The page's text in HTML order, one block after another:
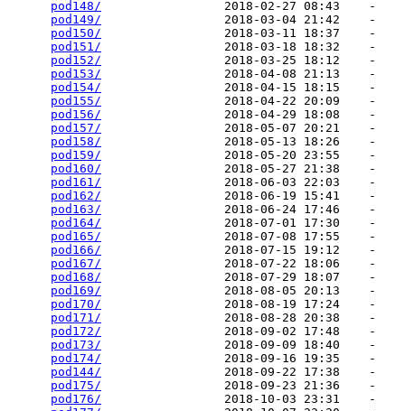
pod148/
                 2018-02-27 08:43    -
pod149/
                 2018-03-04 21:42    -
pod150/
                 2018-03-11 18:37    -
pod151/
                 2018-03-18 18:32    -
pod152/
                 2018-03-25 18:12    -
pod153/
                 2018-04-08 21:13    -
pod154/
                 2018-04-15 18:15    -
pod155/
                 2018-04-22 20:09    -
pod156/
                 2018-04-29 18:08    -
pod157/
                 2018-05-07 20:21    -
pod158/
                 2018-05-13 18:26    -
pod159/
                 2018-05-20 23:55    -
pod160/
                 2018-05-27 21:38    -
pod161/
                 2018-06-03 22:03    -
pod162/
                 2018-06-19 15:41    -
pod163/
                 2018-06-24 17:46    -
pod164/
                 2018-07-01 17:30    -
pod165/
                 2018-07-08 17:55    -
pod166/
                 2018-07-15 19:12    -
pod167/
                 2018-07-22 18:06    -
pod168/
                 2018-07-29 18:07    -
pod169/
                 2018-08-05 20:13    -
pod170/
                 2018-08-19 17:24    -
pod171/
                 2018-08-28 20:38    -
pod172/
                 2018-09-02 17:48    -
pod173/
                 2018-09-09 18:40    -
pod174/
                 2018-09-16 19:35    -
pod144/
                 2018-09-22 17:38    -
pod175/
                 2018-09-23 21:36    -
pod176/
                 2018-10-03 23:31    -